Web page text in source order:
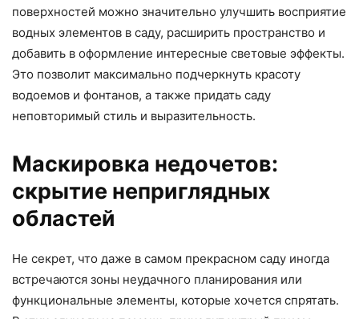
поверхностей можно значительно улучшить восприятие
водных элементов в саду, расширить пространство и
добавить в оформление интересные световые эффекты.
Это позволит максимально подчеркнуть красоту
водоемов и фонтанов, а также придать саду
неповторимый стиль и выразительность.
Маскировка недочетов:
скрытие неприглядных
областей
Не секрет, что даже в самом прекрасном саду иногда
встречаются зоны неудачного планирования или
функциональные элементы, которые хочется спрятать.